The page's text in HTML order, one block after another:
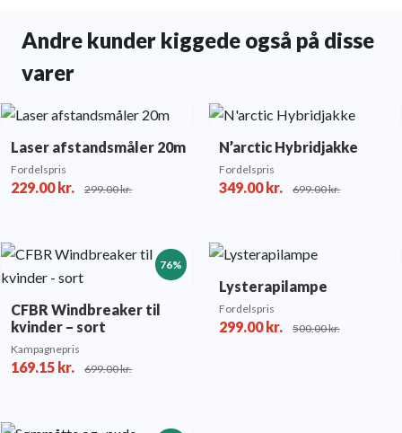
Andre kunder kiggede også på disse
varer
Laser afstandsmåler 20m
Fordelspris
229.00kr. 299.00kr.
N’arctic Hybridjakke
Fordelspris
349.00kr. 699.00kr.
76%
CFBR Windbreaker til
kvinder – sort
Kampagnepris
169.15 kr. 699.00kr.
Lysterapilampe
Fordelspris
299.00kr. 500.00kr.